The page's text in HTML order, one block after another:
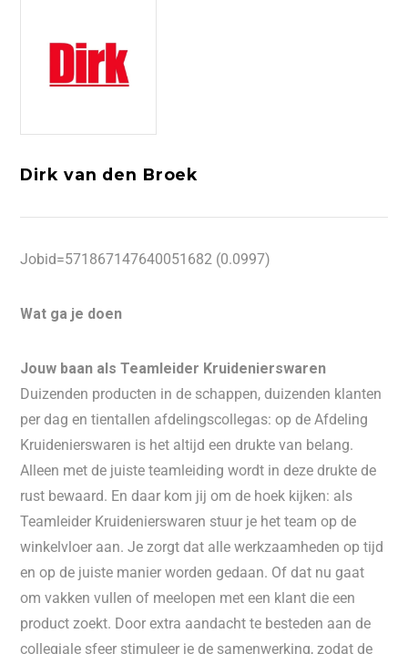
Dirk van den Broek
Jobid=571867147640051682 (0.0997)
Wat ga je doen
Jouw baan als Teamleider Kruidenierswaren
Duizenden producten in de schappen, duizenden klanten
per dag en tientallen afdelingscollegas: op de Afdeling
Kruidenierswaren is het altijd een drukte van belang.
Alleen met de juiste teamleiding wordt in deze drukte de
rust bewaard. En daar kom jij om de hoek kijken: als
Teamleider Kruidenierswaren stuur je het team op de
winkelvloer aan. Je zorgt dat alle werkzaamheden op tijd
en op de juiste manier worden gedaan. Of dat nu gaat
om vakken vullen of meelopen met een klant die een
product zoekt. Door extra aandacht te besteden aan de
collegiale sfeer stimuleer je de samenwerking, zodat de